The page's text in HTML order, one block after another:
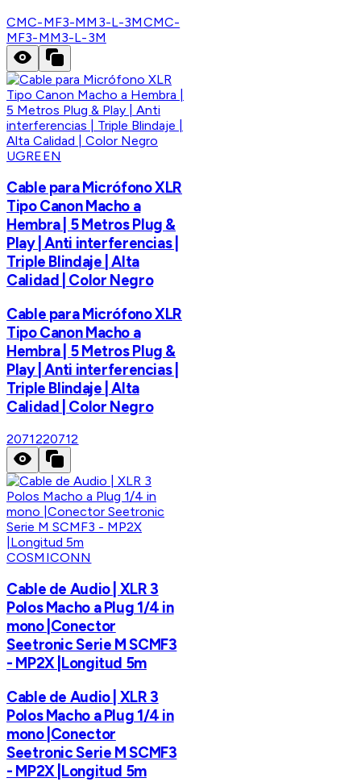
CMC-MF3-MM3-L-3MCMC-
MF3-MM3-L-3M
UGREEN
Cable para Micrófono XLR
Tipo Canon Macho a
Hembra | 5 Metros Plug &
Play | Anti interferencias |
Triple Blindaje | Alta
Calidad | Color Negro
Cable para Micrófono XLR
Tipo Canon Macho a
Hembra | 5 Metros Plug &
Play | Anti interferencias |
Triple Blindaje | Alta
Calidad | Color Negro
2071220712
COSMICONN
Cable de Audio | XLR 3
Polos Macho a Plug 1/4 in
mono |Conector
Seetronic Serie M SCMF3
- MP2X |Longitud 5m
Cable de Audio | XLR 3
Polos Macho a Plug 1/4 in
mono |Conector
Seetronic Serie M SCMF3
- MP2X |Longitud 5m